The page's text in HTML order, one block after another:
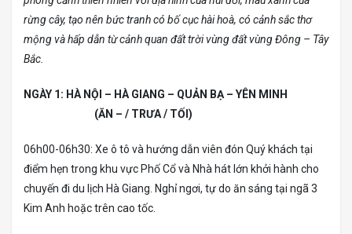
rừng cây, tạo nên bức tranh có bố cục hài hoà, có cảnh sắc thơ
mộng và hấp dẫn từ cảnh quan đất trời vùng đất vùng Đông – Tây
Bắc.
NGÀY 1: HÀ NỘI – HÀ GIANG – QUẢN BẠ – YÊN MINH
(ĂN – / TRƯA / TỐI)
06h00-06h30: Xe ô tô và hướng dẫn viên đón Quý khách tại
điểm hẹn trong khu vực Phố Cổ và Nhà hát lớn khởi hành cho
chuyến đi du lịch Hà Giang. Nghỉ ngơi, tự do ăn sáng tại ngã 3
Kim Anh hoặc trên cao tốc.